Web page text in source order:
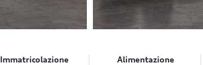
Immatricolazione
Alimentazione